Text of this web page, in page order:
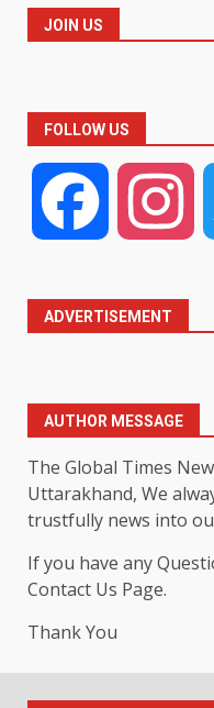
JOIN US
FOLLOW US
Facebook
ADVERTISEMENT
AUTHOR MESSAGE
The Global Times
Uttarakhand, We
trustfully news into
If you have any
Contact Us Page.
Thank You